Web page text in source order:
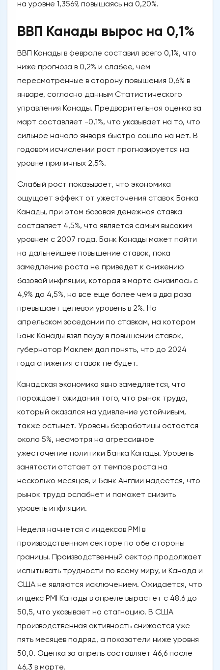
на уровне 1,3569, повышаясь на 0,20%.
ВВП Канады вырос на 0,1%
ВВП Канады в феврале составил всего 0,1%, что
ниже прогноза в 0,2% и слабее, чем
пересмотренные в сторону повышения 0,6% в
январе, согласно данным Статистического
управления Канады. Предварительная оценка за
март составляет -0,1%, что указывает на то, что
сильное начало января быстро сошло на нет. В
годовом исчислении рост прогнозируется на
уровне приличных 2,5%.
Слабый рост показывает, что экономика
ощущает эффект от ужесточения ставок Банка
Канады, при этом базовая денежная ставка
составляет 4,5%, что является самым высоким
уровнем с 2007 года. Банк Канады может пойти
на дальнейшее повышение ставок, пока
замедление роста не приведет к снижению
базовой инфляции, которая в марте снизилась с
4,9% до 4,5%, но все еще более чем в два раза
превышает целевой уровень в 2%. На
апрельском заседании по ставкам, на котором
Банк Канады взял паузу в повышении ставок,
губернатор Маклем дал понять, что до 2024
года снижения ставок не будет.
Канадская экономика явно замедляется, что
порождает ожидания того, что рынок труда,
который оказался на удивление устойчивым,
также остынет. Уровень безработицы остается
около 5%, несмотря на агрессивное
ужесточение политики Банка Канады. Уровень
занятости отстает от темпов роста на
несколько месяцев, и Банк Англии надеется, что
рынок труда ослабнет и поможет снизить
уровень инфляции.
Неделя начнется с индексов PMI в
производственном секторе по обе стороны
границы. Производственный сектор продолжает
испытывать трудности по всему миру, и Канада и
США не являются исключением. Ожидается, что
индекс PMI Канады в апреле вырастет с 48,6 до
50,5, что указывает на стагнацию. В США
производственная активность снижается уже
пять месяцев подряд, а показатели ниже уровня
50,0. Оценка за апрель составляет 46,6 после
46,3 в марте.